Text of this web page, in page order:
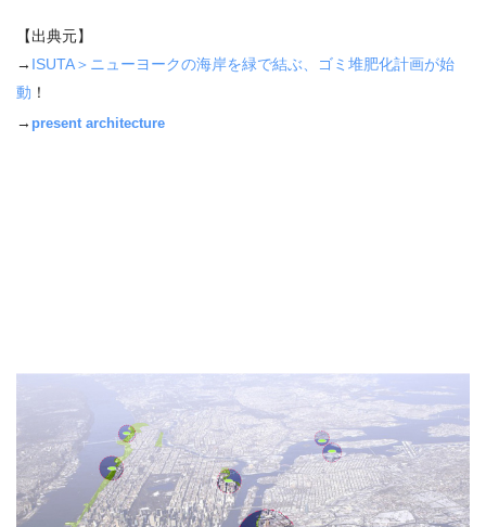
【出典元】
→ ISUTA＞ニューヨークの海岸を緑で結ぶ、ゴミ堆肥化計画が始
動 ！
→ present architecture